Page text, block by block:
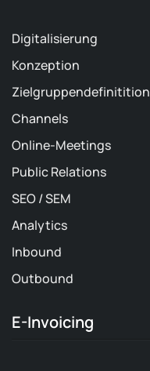
Digitalisierung
Konzeption
Zielgruppendefinitition
Channels
Online-Meetings
Public Relations
SEO / SEM
Analytics
Inbound
Outbound
E-Invoicing